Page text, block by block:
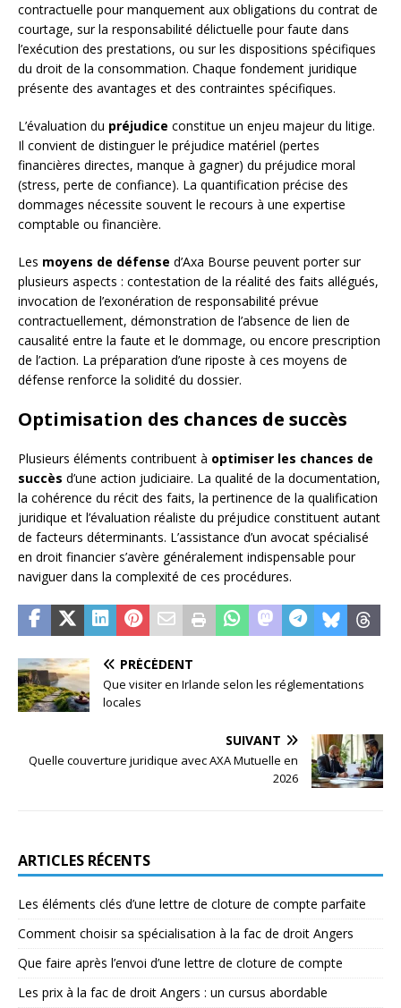
contractuelle pour manquement aux obligations du contrat de
courtage, sur la responsabilité délictuelle pour faute dans
l’exécution des prestations, ou sur les dispositions spécifiques
du droit de la consommation. Chaque fondement juridique
présente des avantages et des contraintes spécifiques.
L’évaluation du préjudice constitue un enjeu majeur du litige.
Il convient de distinguer le préjudice matériel (pertes
financières directes, manque à gagner) du préjudice moral
(stress, perte de confiance). La quantification précise des
dommages nécessite souvent le recours à une expertise
comptable ou financière.
Les moyens de défense d’Axa Bourse peuvent porter sur
plusieurs aspects : contestation de la réalité des faits allégués,
invocation de l’exonération de responsabilité prévue
contractuellement, démonstration de l’absence de lien de
causalité entre la faute et le dommage, ou encore prescription
de l’action. La préparation d’une riposte à ces moyens de
défense renforce la solidité du dossier.
Optimisation des chances de succès
Plusieurs éléments contribuent à optimiser les chances de
succès d’une action judiciaire. La qualité de la documentation,
la cohérence du récit des faits, la pertinence de la qualification
juridique et l’évaluation réaliste du préjudice constituent autant
de facteurs déterminants. L’assistance d’un avocat spécialisé
en droit financier s’avère généralement indispensable pour
naviguer dans la complexité de ces procédures.
PRÉCÉDENT
Que visiter en Irlande selon les réglementations
locales
SUIVANT
Quelle couverture juridique avec AXA Mutuelle en
2026
ARTICLES RÉCENTS
Les éléments clés d’une lettre de cloture de compte parfaite
Comment choisir sa spécialisation à la fac de droit Angers
Que faire après l’envoi d’une lettre de cloture de compte
Les prix à la fac de droit Angers : un cursus abordable